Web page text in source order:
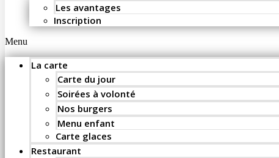
Les avantages
Inscription
Menu
La carte
Carte du jour
Soirées à volonté
Nos burgers
Menu enfant
Carte glaces
Restaurant